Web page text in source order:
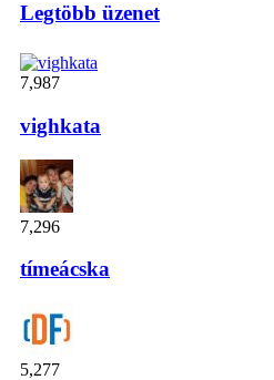
Legtöbb üzenet
7,987
vighkata
7,296
tímeácska
5,277